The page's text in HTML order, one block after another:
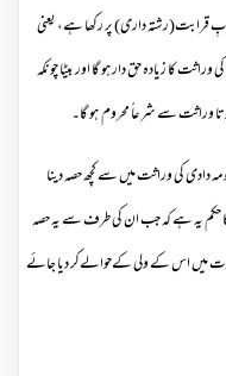
قرابت(رشتہ داری) پر رکھا ہے، یعنی
کا زیادہ حق دار ہو گا اور بیٹا چونکہ
وراثت سے شرعاً محروم ہو گا۔
دادی کی وراثت میں سے کچھ حصہ دینا
حکم یہ ہے کہ جب ان کی طرف سے یہ حصہ
میں اس کے ولی کےحوالےکر دیا جائے